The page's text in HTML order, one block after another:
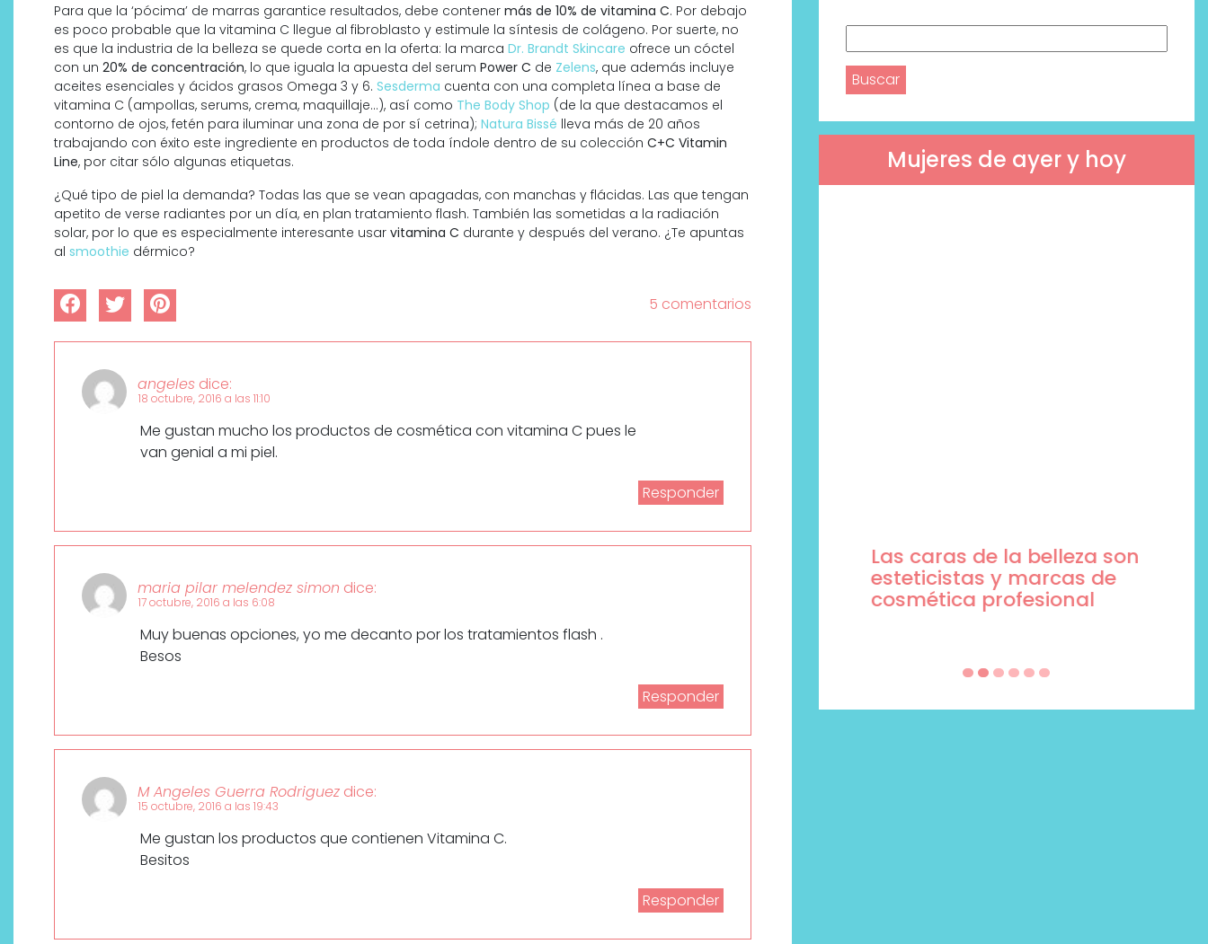
Para que la ‘pócima’ de marras garantice resultados, debe contener más de 10% de vitamina C. Por debajo
es poco probable que la vitamina C llegue al fibroblasto y estimule la síntesis de colágeno. Por suerte, no
es que la industria de la belleza se quede corta en la oferta: la marca Dr. Brandt Skincare ofrece un cóctel
con un 20% de concentración, lo que iguala la apuesta del serum Power C de Zelens, que además incluye
aceites esenciales y ácidos grasos Omega 3 y 6. Sesderma cuenta con una completa línea a base de
vitamina C (ampollas, serums, crema, maquillaje…), así como The Body Shop (de la que destacamos el
contorno de ojos, fetén para iluminar una zona de por sí cetrina); Natura Bissé lleva más de 20 años
trabajando con éxito este ingrediente en productos de toda índole dentro de su colección C+C Vitamin
Line, por citar sólo algunas etiquetas.
¿Qué tipo de piel la demanda? Todas las que se vean apagadas, con manchas y flácidas. Las que tengan
apetito de verse radiantes por un día, en plan tratamiento flash. También las sometidas a la radiación
solar, por lo que es especialmente interesante usar vitamina C durante y después del verano. ¿Te apuntas
al smoothie dérmico?
5 comentarios
angeles dice:
18 octubre, 2016 a las 11:10
Me gustan mucho los productos de cosmética con vitamina C pues le
van genial a mi piel.
Responder
maria pilar melendez simon dice:
17 octubre, 2016 a las 6:08
Muy buenas opciones, yo me decanto por los tratamientos flash .
Besos
Responder
M Angeles Guerra Rodriguez dice:
15 octubre, 2016 a las 19:43
Me gustan los productos que contienen Vitamina C.
Besitos
Responder
Mujeres de ayer y hoy
de Alexia Putellas para Nike
sobre la nueva era del
objeto-artista?
Las caras de la belleza son
esteticistas y marcas de
cosmética profesional